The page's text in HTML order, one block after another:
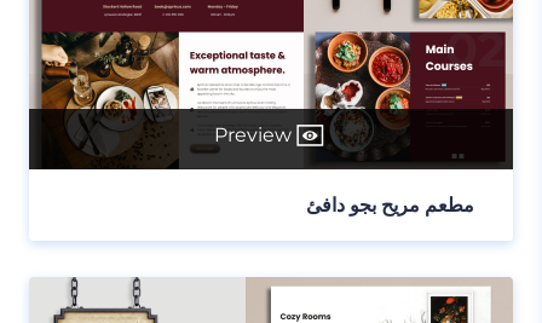
Preview
مطعم مريح بجو دافئ